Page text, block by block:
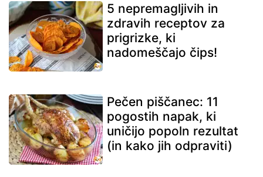
5 nepremagljivih in
zdravih receptov za
prigrizke, ki
nadomeščajo čips!
Pečen piščanec: 11
pogostih napak, ki
uničijo popoln rezultat
(in kako jih odpraviti)